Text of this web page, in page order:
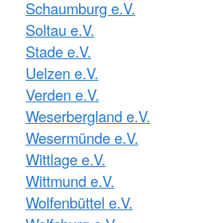
Schaumburg e.V.
Soltau e.V.
Stade e.V.
Uelzen e.V.
Verden e.V.
Weserbergland e.V.
Wesermünde e.V.
Wittlage e.V.
Wittmund e.V.
Wolfenbüttel e.V.